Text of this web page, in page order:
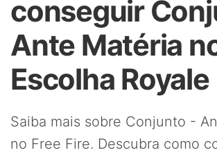
conseguir
Ante Matéria
Escolha Royale
Saiba mais sobre Conjunto -
no Free Fire. Descubra como